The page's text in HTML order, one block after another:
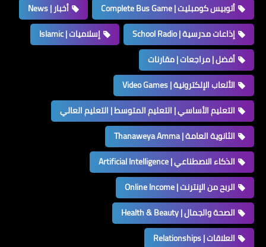
أتوبيس كومبليت | Complete Bus Game
أخبار | News
إذاعات مدرسية | School Radio
إسلاميات | Islamic
أفضل | مراجعات | مقارنات
الألعاب الإلكترونية | Video Games
التعليم الأساسي | التعليم المتوسط | التعليم العالي
الثانوية العامة | Thanaweya Amma
الذكاء الاصطناعي | Artificial Intelligence
الربح من الإنترنت | Online Income
الصحة والجمال | Health & Beauty
العلاقات | Relationships